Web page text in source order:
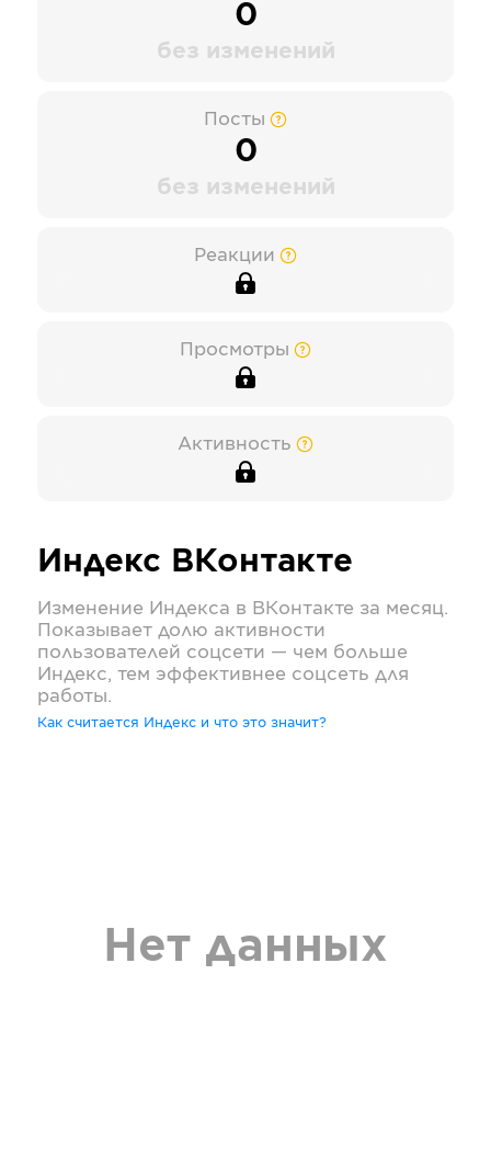
0
без изменений
Посты
0
без изменений
Реакции
Просмотры
Активность
Индекс ВКонтакте
Изменение Индекса в ВКонтакте за месяц.
Показывает долю активности
пользователей соцсети — чем больше
Индекс, тем эффективнее соцсеть для
работы.
Как считается Индекс и что это значит?
Нет данных